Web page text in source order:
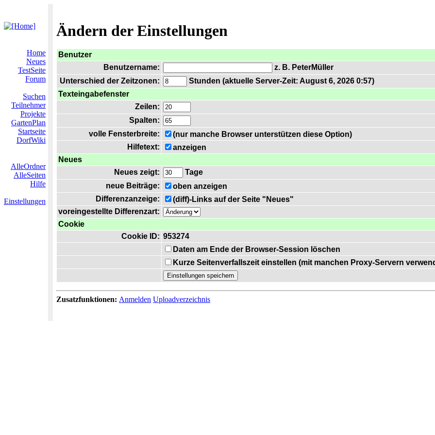
Ändern der Einstellungen
Home
Neues
TestSeite
Forum
Suchen
Teilnehmer
Projekte
GartenPlan
Startseite
DorfWiki
AlleOrdner
AlleSeiten
Hilfe
Einstellungen
Benutzer
Benutzername:
z. B. PeterMüller
Unterschied der Zeitzonen:
Stunden (aktuelle Server-Zeit: August 6, 2026 0:57)
Texteingabefenster
Zeilen:
Spalten:
volle Fensterbreite:
(nur manche Browser unterstützen diese Option)
Hilfetext:
anzeigen
Neues
Neues zeigt:
Tage
neue Beiträge:
oben anzeigen
Differenzanzeige:
(diff)-Links auf der Seite "Neues"
voreingestellte Differenzart:
Cookie
Cookie ID: 953274
Daten am Ende der Browser-Session löschen
Kurze Seitenverfallszeit einstellen (mit manchen Proxy-Servern
Zusatzfunktionen: Anmelden Uploadverzeichnis